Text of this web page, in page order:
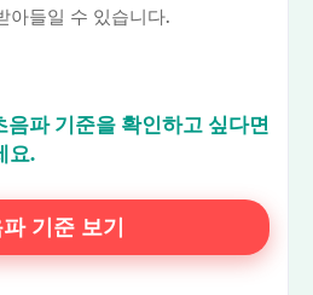
아들일 수 있습니다.
음파 기준을 확인하고 싶다면
요.
기준 보기